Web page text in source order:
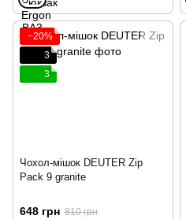
−20%
3
3
Чохол-мішок DEUTER Zip
Pack 9 granite
648 грн 810 грн